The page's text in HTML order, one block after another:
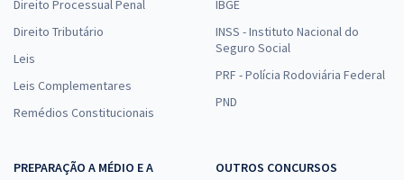
Direito Processual Penal
Direito Tributário
Leis
Leis Complementares
Remédios Constitucionais
IBGE
INSS - Instituto Nacional do
Seguro Social
PRF - Polícia Rodoviária Federal
PND
PREPARAÇÃO A MÉDIO E A
OUTROS CONCURSOS